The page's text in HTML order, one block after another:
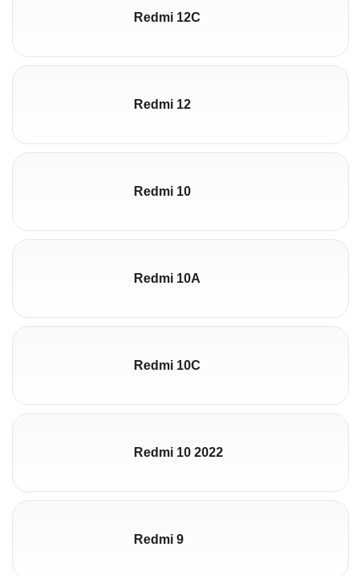
Redmi 12C
Redmi 12
Redmi 10
Redmi 10A
Redmi 10C
Redmi 10 2022
Redmi 9